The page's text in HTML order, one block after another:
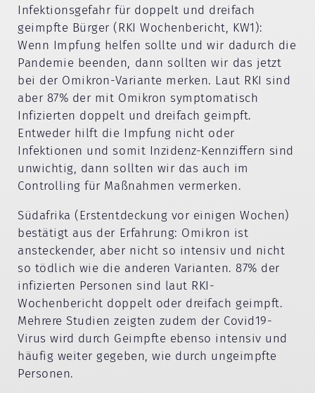
Infektionsgefahr für doppelt und dreifach
geimpfte Bürger (RKI Wochenbericht, KW1):
Wenn Impfung helfen sollte und wir dadurch die
Pandemie beenden, dann sollten wir das jetzt
bei der Omikron-Variante merken. Laut RKI sind
aber 87% der mit Omikron symptomatisch
Infizierten doppelt und dreifach geimpft.
Entweder hilft die Impfung nicht oder
Infektionen und somit Inzidenz-Kennziffern sind
unwichtig, dann sollten wir das auch im
Controlling für Maßnahmen vermerken.
Südafrika (Erstentdeckung vor einigen Wochen)
bestätigt aus der Erfahrung: Omikron ist
ansteckender, aber nicht so intensiv und nicht
so tödlich wie die anderen Varianten. 87% der
infizierten Personen sind laut RKI-
Wochenbericht doppelt oder dreifach geimpft.
Mehrere Studien zeigten zudem der Covid19-
Virus wird durch Geimpfte ebenso intensiv und
häufig weiter gegeben, wie durch ungeimpfte
Personen.